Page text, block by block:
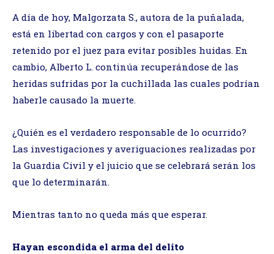
A día de hoy, Malgorzata S., autora de la puñalada,
está en libertad con cargos y con el pasaporte
retenido por el juez para evitar posibles huidas. En
cambio, Alberto L. continúa recuperándose de las
heridas sufridas por la cuchillada las cuales podrían
haberle causado la muerte.
¿Quién es el verdadero responsable de lo ocurrido?
Las investigaciones y averiguaciones realizadas por
la Guardia Civil y el juicio que se celebrará serán los
que lo determinarán.
Mientras tanto no queda más que esperar.
Hayan escondida el arma del delito